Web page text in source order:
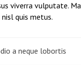
viverra vulputate.
quis metus.
a neque lobortis